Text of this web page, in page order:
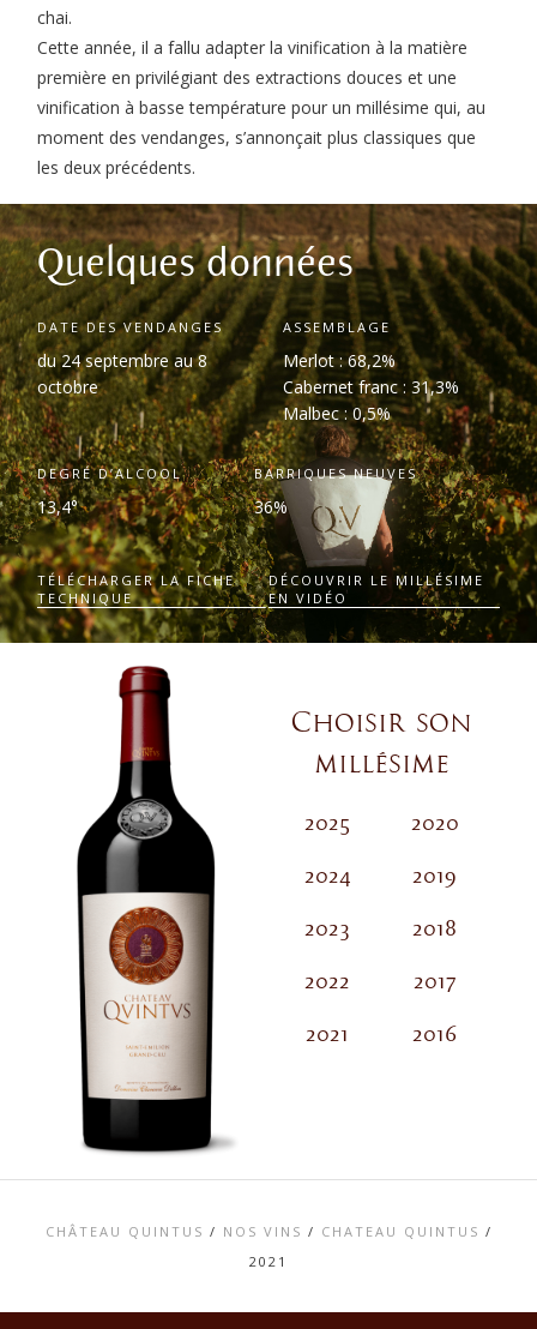
chai.
Cette année, il a fallu adapter la vinification à la matière
première en privilégiant des extractions douces et une
vinification à basse température pour un millésime qui, au
moment des vendanges, s’annonçait plus classiques que
les deux précédents.
Quelques données
DATE DES VENDANGES
du 24 septembre au 8
octobre
ASSEMBLAGE
Merlot : 68,2%
Cabernet franc : 31,3%
Malbec : 0,5%
DEGRÉ D’ALCOOL
13,4°
BARRIQUES NEUVES
36%
TÉLÉCHARGER LA FICHE
TECHNIQUE
DÉCOUVRIR LE MILLÉSIME
EN VIDÉO
Choisir son
millésime
2025
2024
2023
2022
2021
2020
2019
2018
2017
2016
CHÂTEAU QUINTUS / NOS VINS / CHATEAU QUINTUS /
2021